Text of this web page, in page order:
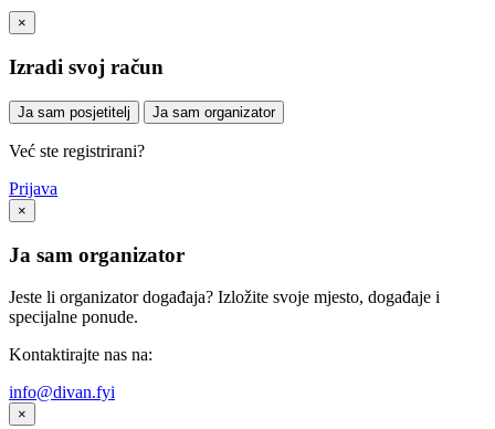
×
Izradi svoj račun
Ja sam posjetitelj Ja sam organizator
Već ste registrirani?
Prijava
×
Ja sam organizator
Jeste li organizator događaja? Izložite svoje mjesto, događaje i
specijalne ponude.
Kontaktirajte nas na:
info@divan.fyi
×